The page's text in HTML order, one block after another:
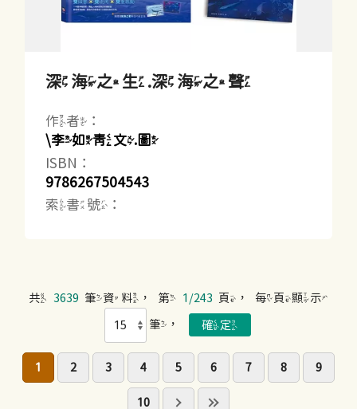
深海之生.深海之聲
作者：
\李如青文.圖
ISBN：
9786267504543
索書號：
共 3639 筆資料，第 1/243 頁，每頁顯示
筆，
1 2 3 4 5 6 7 8 9
10